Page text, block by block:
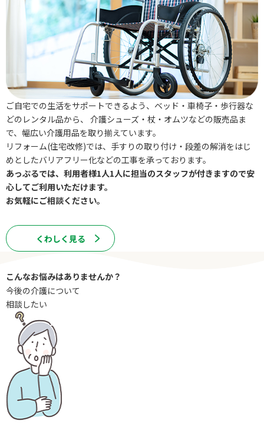
ご自宅での生活をサポートできるよう、ベッド・車椅子・歩行器な
どのレンタル品から、 介護シューズ・杖・オムツなどの販売品ま
で、幅広い介護用品を取り揃えています。
リフォーム(住宅改修)では、手すりの取り付け・段差の解消をはじ
めとしたバリアフリー化などの工事を承っております。
あっぷるでは、利用者様1人1人に担当のスタッフが付きますので安
心してご利用いただけます。
お気軽にご相談ください。
くわしく⾒る
こんなお悩みはありませんか？
今後の介護について
相談したい